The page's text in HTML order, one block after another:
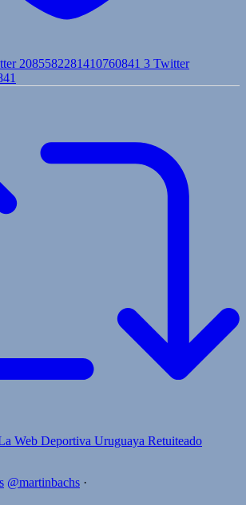
2085582281410760841 3 Twitter
Web Deportiva Uruguaya Retuiteado
@martinbachs ·